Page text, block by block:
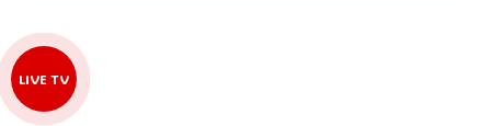
LIVE TV